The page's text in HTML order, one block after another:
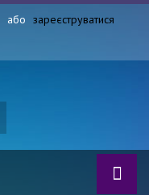
або зареєструватися